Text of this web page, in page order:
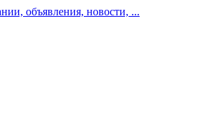
объявления, новости, ...